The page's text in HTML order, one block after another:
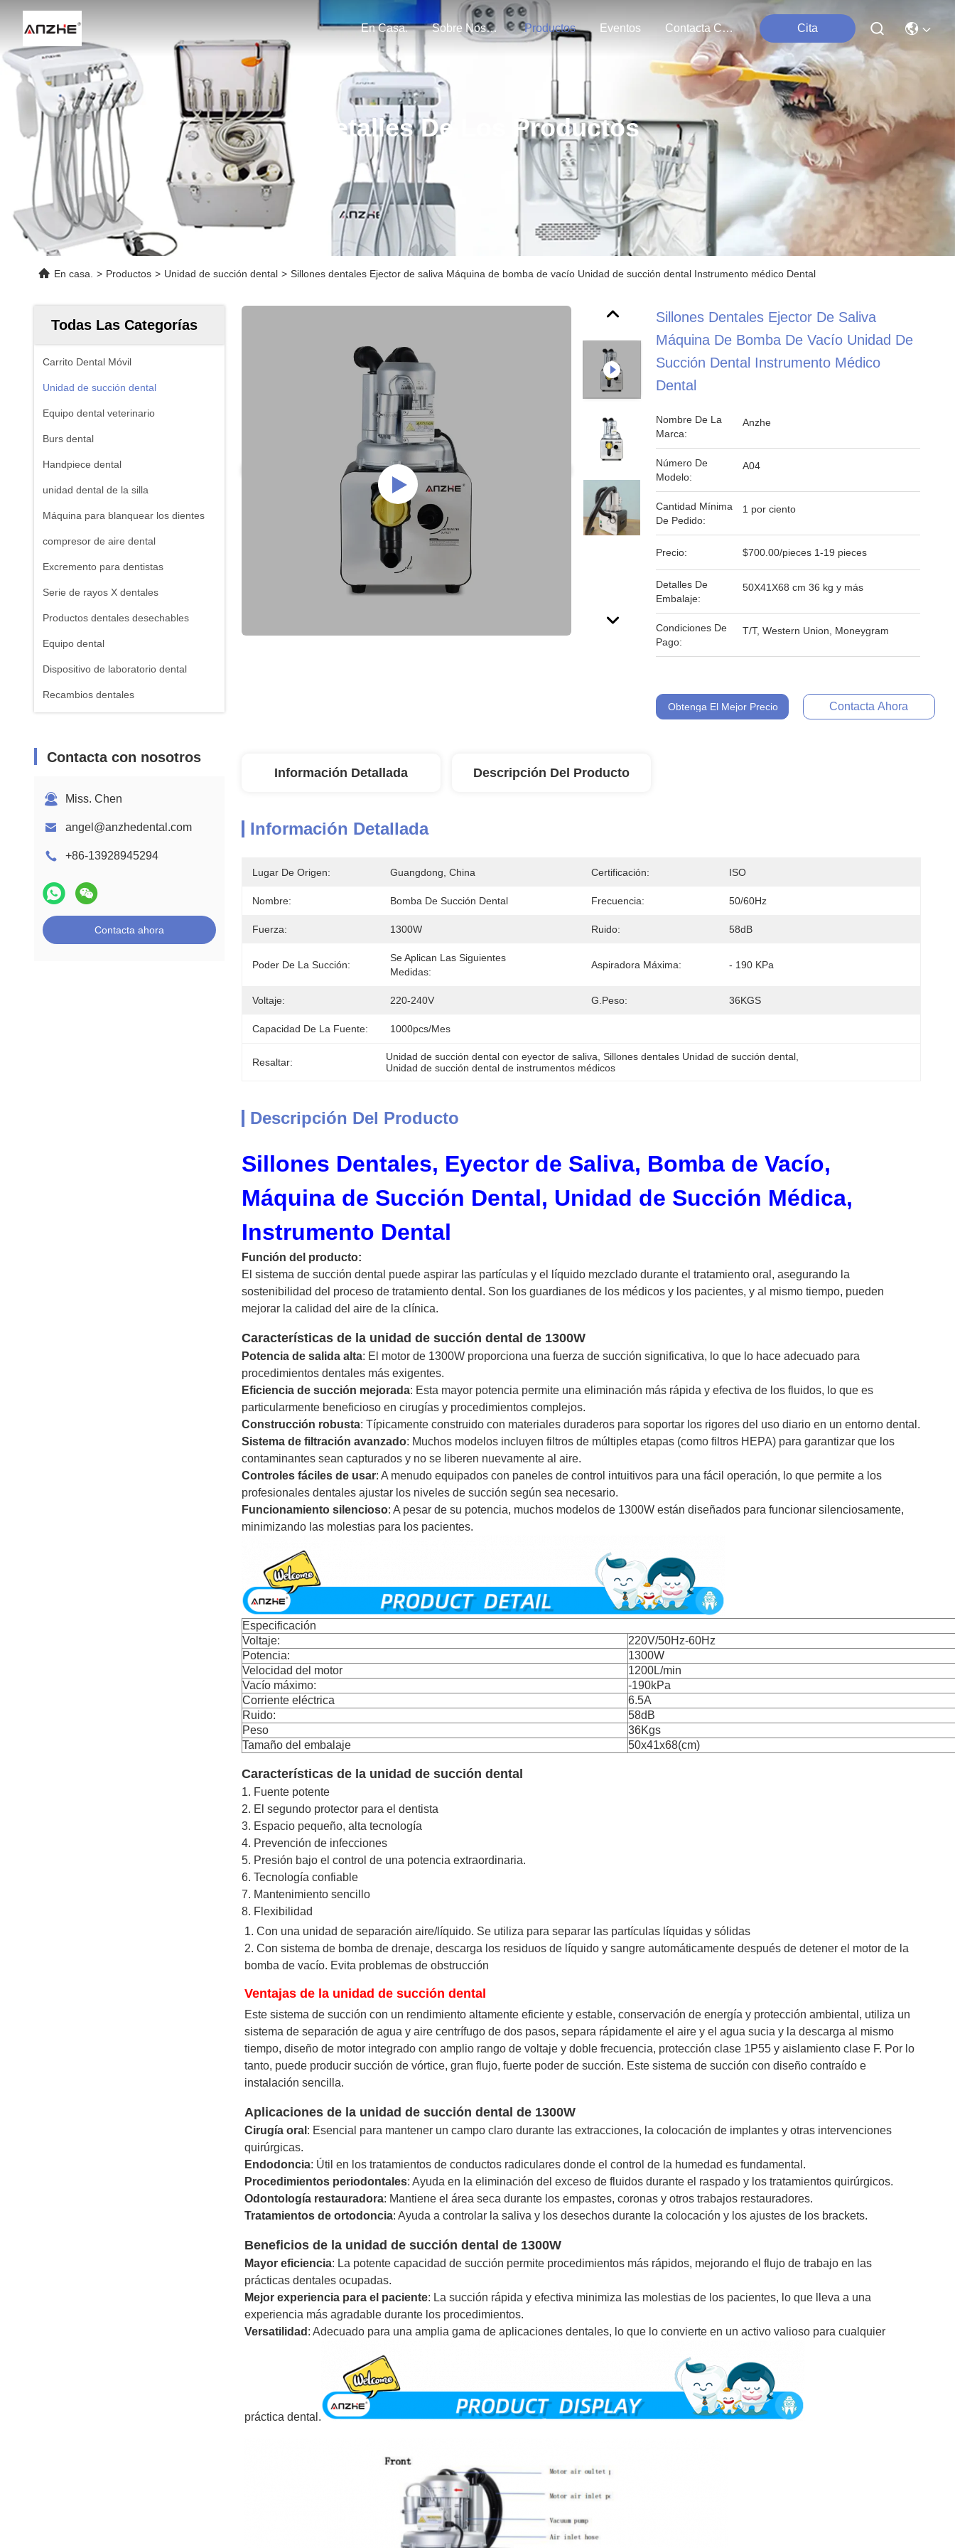
En Casa. Sobre Nosotros Productos Eventos Contacta Con Nosotros Cita
Detalles De Los Productos
En casa. > Productos > Unidad de succión dental > Sillones dentales Ejector de saliva Máquina de bomba de vacío Unidad de succión dental Instrumento médico Dental
Todas Las Categorías
Carrito Dental Móvil
Unidad de succión dental
Equipo dental veterinario
Burs dental
Handpiece dental
unidad dental de la silla
Máquina para blanquear los dientes
compresor de aire dental
Excremento para dentistas
Serie de rayos X dentales
Productos dentales desechables
Equipo dental
Dispositivo de laboratorio dental
Recambios dentales
Contacta con nosotros
Miss. Chen
angel@anzhedental.com
+86-13928945294
Contacta ahora
Sillones Dentales Ejector De Saliva
Máquina De Bomba De Vacío Unidad De
Succión Dental Instrumento Médico
Dental
Nombre De La
Marca:
Anzhe
Número De
Modelo:
A04
Cantidad Mínima
De Pedido:
1 por ciento
Precio: $700.00/pieces 1-19 pieces
Detalles De
Embalaje:
50X41X68 cm 36 kg y más
Condiciones De
Pago:
T/T, Western Union, Moneygram
Obtenga El Mejor Precio Contacta Ahora
Información Detallada Descripción Del Producto
Información Detallada
Lugar De Origen: Guangdong, China Certificación: ISO
Nombre: Bomba De Succión Dental Frecuencia: 50/60Hz
Fuerza: 1300W Ruido: 58dB
Poder De La Succión:
Se Aplican Las Siguientes
Medidas:
Aspiradora Máxima: - 190 KPa
Voltaje: 220-240V G.Peso: 36KGS
Capacidad De La Fuente: 1000pcs/mes
Resaltar: Unidad de succión dental con eyector de saliva , Sillones dentales Unidad de succión dental
Unidad de succión dental de instrumentos médicos
Descripción Del Producto
Sillones Dentales, Eyector de Saliva, Bomba de Vacío,
Máquina de Succión Dental, Unidad de Succión Médica,
Instrumento Dental
Función del producto:
El sistema de succión dental puede aspirar las partículas y el líquido mezclado durante el tratamiento oral, asegurando la
sostenibilidad del proceso de tratamiento dental. Son los guardianes de los médicos y los pacientes, y al mismo tiempo, pueden
mejorar la calidad del aire de la clínica.
Características de la unidad de succión dental de 1300W
Potencia de salida alta: El motor de 1300W proporciona una fuerza de succión significativa, lo que lo hace adecuado para
procedimientos dentales más exigentes.
Eficiencia de succión mejorada: Esta mayor potencia permite una eliminación más rápida y efectiva de los fluidos, lo que es
particularmente beneficioso en cirugías y procedimientos complejos.
Construcción robusta: Típicamente construido con materiales duraderos para soportar los rigores del uso diario en un entorno dental.
Sistema de filtración avanzado: Muchos modelos incluyen filtros de múltiples etapas (como filtros HEPA) para garantizar que los
contaminantes sean capturados y no se liberen nuevamente al aire.
Controles fáciles de usar: A menudo equipados con paneles de control intuitivos para una fácil operación, lo que permite a los
profesionales dentales ajustar los niveles de succión según sea necesario.
Funcionamiento silencioso: A pesar de su potencia, muchos modelos de 1300W están diseñados para funcionar silenciosamente,
minimizando las molestias para los pacientes.
Especificación
Voltaje:
220V/50Hz-60Hz
Potencia:
1300W
Velocidad del motor
1200L/min
Vacío máximo:
-190kPa
Corriente eléctrica
6.5A
Ruido:
58dB
Peso
36Kgs
Tamaño del embalaje
50x41x68(cm)
Características de la unidad de succión dental
1. Fuente potente
2. El segundo protector para el dentista
3. Espacio pequeño, alta tecnología
4. Prevención de infecciones
5. Presión bajo el control de una potencia extraordinaria.
6. Tecnología confiable
7. Mantenimiento sencillo
8. Flexibilidad
1. Con una unidad de separación aire/líquido. Se utiliza para separar las partículas líquidas y sólidas
2. Con sistema de bomba de drenaje, descarga los residuos de líquido y sangre automáticamente después de detener el motor de la
bomba de vacío. Evita problemas de obstrucción
Ventajas de la unidad de succión dental
Este sistema de succión con un rendimiento altamente eficiente y estable, conservación de energía y protección ambiental, utiliza un
sistema de separación de agua y aire centrífugo de dos pasos, separa rápidamente el aire y el agua sucia y la descarga al mismo
tiempo, diseño de motor integrado con amplio rango de voltaje y doble frecuencia, protección clase 1P55 y aislamiento clase F. Por lo
tanto, puede producir succión de vórtice, gran flujo, fuerte poder de succión. Este sistema de succión con diseño contraído e
instalación sencilla.
Aplicaciones de la unidad de succión dental de 1300W
Cirugía oral : Esencial para mantener un campo claro durante las extracciones, la colocación de implantes y otras intervenciones
quirúrgicas.
Endodoncia: Útil en los tratamientos de conductos radiculares donde el control de la humedad es fundamental.
Procedimientos periodontales: Ayuda en la eliminación del exceso de fluidos durante el raspado y los tratamientos quirúrgicos.
Odontología restauradora: Mantiene el área seca durante los empastes, coronas y otros trabajos restauradores.
Tratamientos de ortodoncia: Ayuda a controlar la saliva y los desechos durante la colocación y los ajustes de los brackets.
Beneficios de la unidad de succión dental de 1300W
Mayor eficiencia: La potente capacidad de succión permite procedimientos más rápidos, mejorando el flujo de trabajo en las
prácticas dentales ocupadas.
Mejor experiencia para el paciente: La succión rápida y efectiva minimiza las molestias de los pacientes, lo que lleva a una
experiencia más agradable durante los procedimientos.
Versatilidad : Adecuado para una amplia gama de aplicaciones dentales, lo que lo convierte en un activo valioso para cualquier
práctica dental.